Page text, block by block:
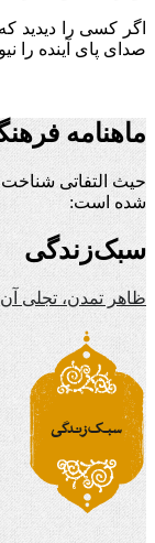
اگر کسی را دیدید
صدای پای آینده را نیوشا شوید.
ماهنامه
حیث التفاتی
شده است:
سبک‌زندگی
ظاهر تمدن، تجلی